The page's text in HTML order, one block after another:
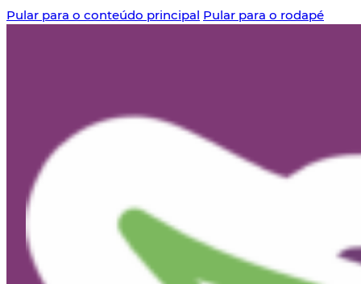
Pular para o conteúdo principal Pular para o rodapé